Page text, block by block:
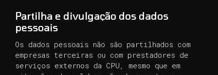
Partilha e divulgação dos dados
pessoais
Os dados pessoais não são partilhados com
empresas terceiras ou com prestadores de
serviços externos da CPU, mesmo que em